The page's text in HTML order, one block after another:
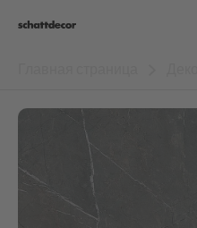
Продукты